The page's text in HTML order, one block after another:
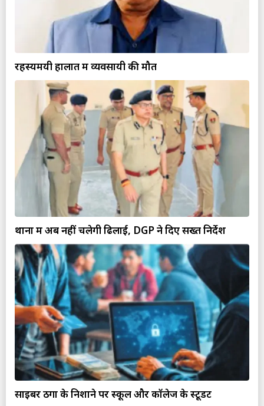
रहस्यमयी हालात में व्यवसायी की मौत
थानों में अब नहीं चलेगी ढिलाई, DGP ने दिए सख्त निर्देश
साइबर ठगों के निशाने पर स्कूल और कॉलेज के स्टूडेंट